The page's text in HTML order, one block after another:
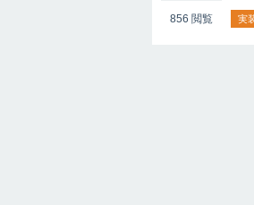
856 閲覧 実